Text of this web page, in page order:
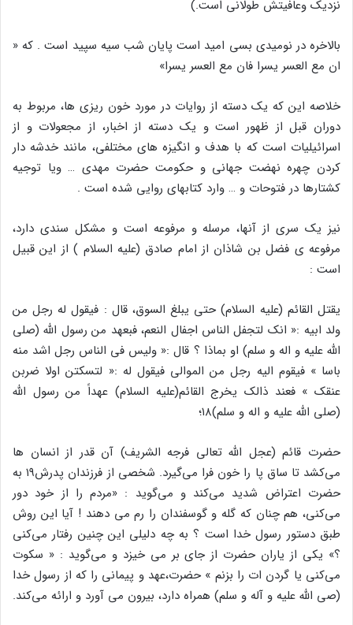
نزدیک وعافیتش طولانی است.)
بالاخره در نومیدی بسی امید است پایان شب سیه سپید است . که «
ان مع العسر یسرا فان مع العسر یسرا»
خلاصه این که یک دسته از روایات در مورد خون ریزی ها، مربوط به
دوران قبل از ظهور است و یک دسته از اخبار، از مجعولات و از
اسرائیلیات است که با هدف و انگیزه های مختلفی، مانند خدشه دار
کردن چهره نهضت جهانی و حکومت حضرت مهدی … ویا توجیه
کشتارها در فتوحات و … وارد کتابهای روایی شده است .
نیز یک سری از آنها، مرسله و مرفوعه است و مشکل سندی دارد،
مرفوعه ی فضل بن شاذان از امام صادق (علیه السلام ) از این قبیل
است :
یقتل القائم (علیه السلام) حتی یبلغ السوق، قال : فیقول له رجل من
ولد ابیه :« انک لتجفل الناس اجفال النعم، فبعهد من رسول الله (صلی
الله علیه و اله و سلم) او بماذا ؟ قال :« ولیس فی الناس رجل اشد منه
باسا » فیقوم الیه رجل من الموالی فیقول له :« لتسکتن اولا ضربن
عنقک » فعند ذالک یخرج القائم(علیه السلام) عهداً من رسول الله
(صلی الله علیه و ‌اله و سلم)۱۸؛
حضرت قائم (عجل الله تعالی فرجه الشریف) آن قدر از انسان ها
می‌کشد تا ساق پا را خون فرا می‌گیرد. شخصی از فرزندان پدرش۱۹ به
حضرت اعتراض شدید می‌کند و می‌گوید : «مردم را از خود دور
می‌کنی، هم چنان که گله و گوسفندان را رم می دهند ! آیا این روش
طبق دستور رسول خدا است ؟ به چه دلیلی این چنین رفتار می‌کنی
؟» یکی از یاران حضرت از جای بر می خیزد و می‌گوید : « سکوت
می‌کنی یا گردن ات را بزنم » حضرت،عهد و پیمانی را که از رسول خدا
(صی الله علیه و آله و سلم) همراه دارد، بیرون می آورد و ارائه می‌کند.